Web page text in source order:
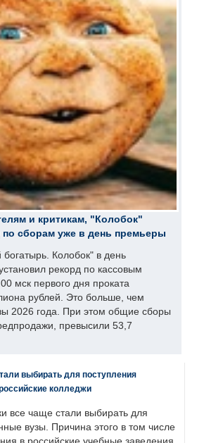
и критикам, "Колобок"
по сборам уже в день премьеры
Колобок" в день
рекорд по кассовым
мск первого дня проката
рублей. Это больше, чем
2026 года. При этом общие сборы
превысили 53,7
выбирать для поступления
колледжи
все чаще стали выбирать для
вузы. Причина этого в том числе